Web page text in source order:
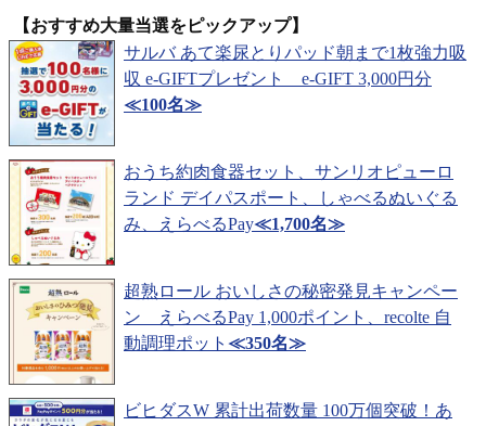
【おすすめ大量当選をピックアップ】
サルバ あて楽尿とりパッド朝まで1枚強力吸
収 e-GIFTプレゼント e-GIFT 3,000円分
≪100名≫
おうち約肉食器セット、サンリオピューロ
ランド デイパスポート、しゃべるぬいぐる
み、えらべるPay≪1,700名≫
超熟ロール おいしさの秘密発見キャンペー
ン えらべるPay 1,000ポイント、recolte 自
動調理ポット ≪350名≫
ビヒダスW 累計出荷数量 100万個突破！あ